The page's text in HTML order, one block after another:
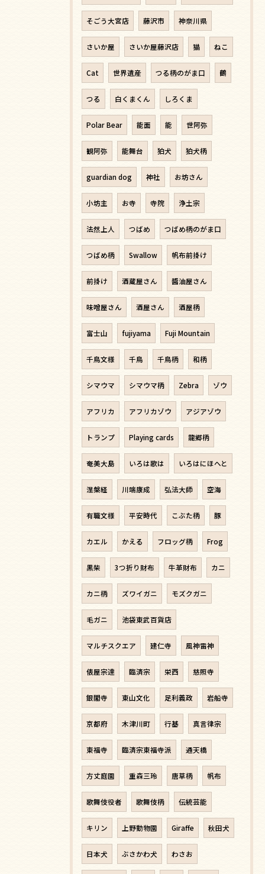
そごう大宮店 藤沢市 神奈川県
さいか屋 さいか屋藤沢店 猫 ねこ
Cat 世界遺産 つる柄のがま口 鶴
つる 白くまくん しろくま
Polar Bear 能面 能 世阿弥
観阿弥 能舞台 狛犬 狛犬柄
guardian dog 神社 お坊さん
小坊主 お寺 寺院 浄土宗
法然上人 つばめ つばめ柄のがま口
つばめ柄 Swallow 帆布前掛け
前掛け 酒蔵屋さん 醬油屋さん
味噌屋さん 酒屋さん 酒屋柄
富士山 fujiyama Fuji Mountain
千鳥文様 千鳥 千鳥柄 和柄
シマウマ シマウマ柄 Zebra ゾウ
アフリカ アフリカゾウ アジアゾウ
トランプ Playing cards 龍郷柄
奄美大島 いろは歌は いろはにほへと
涅槃経 川端康成 弘法大師 空海
有職文様 平安時代 こぶた柄 豚
カエル かえる フロッグ柄 Frog
黒柴 3つ折り財布 牛革財布 カニ
カニ柄 ズワイガニ モズクガニ
毛ガニ 池袋東武百貨店
マルチスクエア 建仁寺 風神雷神
俵屋宗達 臨済宗 栄西 慈照寺
銀閣寺 東山文化 足利義政 岩船寺
京都府 木津川町 行基 真言律宗
東福寺 臨済宗東福寺派 通天橋
方丈庭園 重森三玲 唐草柄 帆布
歌舞伎役者 歌舞伎柄 伝統芸能
キリン 上野動物園 Giraffe 秋田犬
日本犬 ぶさかわ犬 わさお